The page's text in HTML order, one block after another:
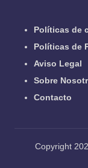
Políticas de
Políticas de
Aviso Legal
Sobre
Contacto
Copyright